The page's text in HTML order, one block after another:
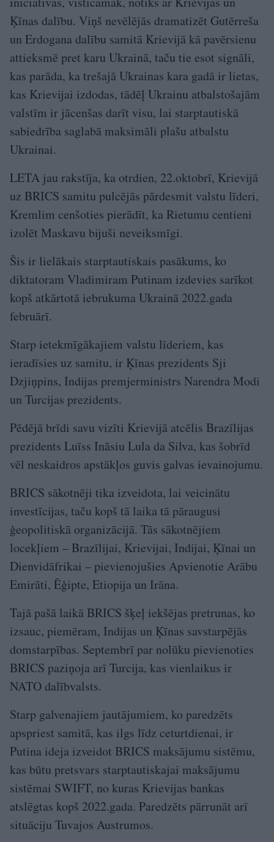
Ķīnas dalību. Viņš nevēlējās dramatizēt Gutērreša
un Erdogana dalību samitā Krievijā kā pavērsienu
attieksmē pret karu Ukrainā, taču tie esot signāli,
kas parāda, ka trešajā Ukrainas kara gadā ir lietas,
kas Krievijai izdodas, tādēļ Ukrainu atbalstošajām
valstīm ir jācenšas darīt visu, lai starptautiskā
sabiedrība saglabā maksimāli plašu atbalstu
Ukrainai.
LETA jau rakstīja, ka otrdien, 22.oktobrī, Krievijā
uz BRICS samitu pulcējās pārdesmit valstu līderi,
Kremlim cenšoties pierādīt, ka Rietumu centieni
izolēt Maskavu bijuši neveiksmīgi.
Šis ir lielākais starptautiskais pasākums, ko
diktatoram Vladimiram Putinam izdevies sarīkot
kopš atkārtotā iebrukuma Ukrainā 2022.gada
februārī.
Starp ietekmīgākajiem valstu līderiem, kas
ieradīsies uz samitu, ir Ķīnas prezidents Sji
Dzjiņpins, Indijas premjerministrs Narendra Modi
un Turcijas prezidents.
Pēdējā brīdi savu vizīti Krievijā atcēlis Brazīlijas
prezidents Luīss Ināsiu Lula da Silva, kas šobrīd
vēl neskaidros apstākļos guvis galvas ievainojumu.
BRICS sākotnēji tika izveidota, lai veicinātu
investīcijas, taču kopš tā laika tā pāraugusi
ģeopolitiskā organizācijā. Tās sākotnējiem
locekļiem – Brazīlijai, Krievijai, Indijai, Ķīnai un
Dienvidāfrikai – pievienojušies Apvienotie Arābu
Emirāti, Ēģipte, Etiopija un Irāna.
Tajā pašā laikā BRICS šķeļ iekšējas pretrunas, ko
izsauc, piemēram, Indijas un Ķīnas savstarpējās
domstarpības. Septembrī par nolūku pievienoties
BRICS paziņoja arī Turcija, kas vienlaikus ir
NATO dalībvalsts.
Starp galvenajiem jautājumiem, ko paredzēts
apspriest samitā, kas ilgs līdz ceturtdienai, ir
Putina ideja izveidot BRICS maksājumu sistēmu,
kas būtu pretsvars starptautiskajai maksājumu
sistēmai SWIFT, no kuras Krievijas bankas
atslēgtas kopš 2022.gada. Paredzēts pārrunāt arī
situāciju Tuvajos Austrumos.